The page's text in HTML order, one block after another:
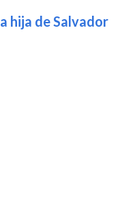
hija de Salvador